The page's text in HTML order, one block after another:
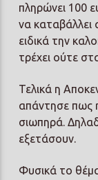
πληρώνει 100
να
ειδικά την
τρέχει ούτε
Τελικά η
απάντησε πως
σιωπηρά.
εξετάσουν.
Φυσικά το